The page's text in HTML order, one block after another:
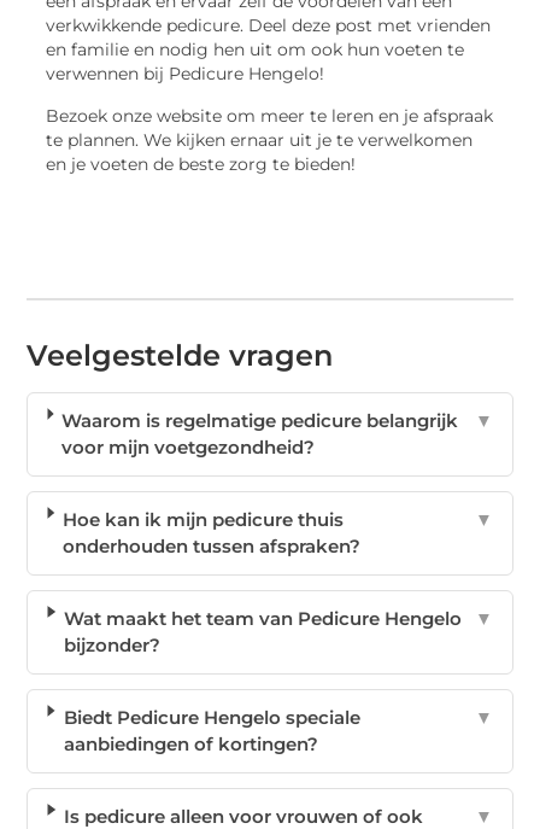
verkwikkende pedicure. Deel deze post met vrienden
en familie en nodig hen uit om ook hun voeten te
verwennen bij Pedicure Hengelo!
Bezoek onze website om meer te leren en je afspraak
te plannen. We kijken ernaar uit je te verwelkomen
en je voeten de beste zorg te bieden!
Veelgestelde vragen
Waarom is regelmatige pedicure belangrijk
voor mijn voetgezondheid?
▼
Hoe kan ik mijn pedicure thuis
onderhouden tussen afspraken?
▼
Wat maakt het team van Pedicure Hengelo
bijzonder?
▼
Biedt Pedicure Hengelo speciale
aanbiedingen of kortingen?
▼
Is pedicure alleen voor vrouwen of ook
▼